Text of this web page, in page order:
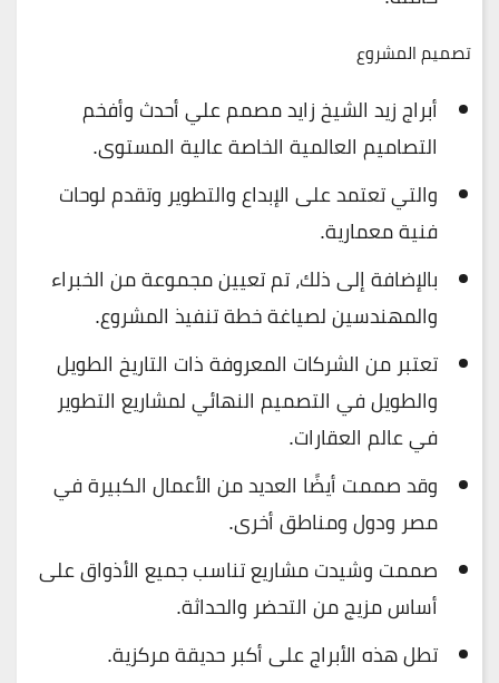
تصميم المشروع
أبراج زيد الشيخ زايد مصمم علي أحدث وأفخم
التصاميم العالمية الخاصة عالية المستوى.
والتي تعتمد على الإبداع والتطوير وتقدم لوحات
فنية معمارية.
بالإضافة إلى ذلك، تم تعيين مجموعة من الخبراء
والمهندسين لصياغة خطة تنفيذ المشروع.
تعتبر من الشركات المعروفة ذات التاريخ الطويل
والطويل في التصميم النهائي لمشاريع التطوير
في عالم العقارات.
وقد صممت أيضًا العديد من الأعمال الكبيرة في
مصر ودول ومناطق أخرى.
صممت وشيدت مشاريع تناسب جميع الأذواق على
أساس مزيج من التحضر والحداثة.
تطل هذه الأبراج على أكبر حديقة مركزية.